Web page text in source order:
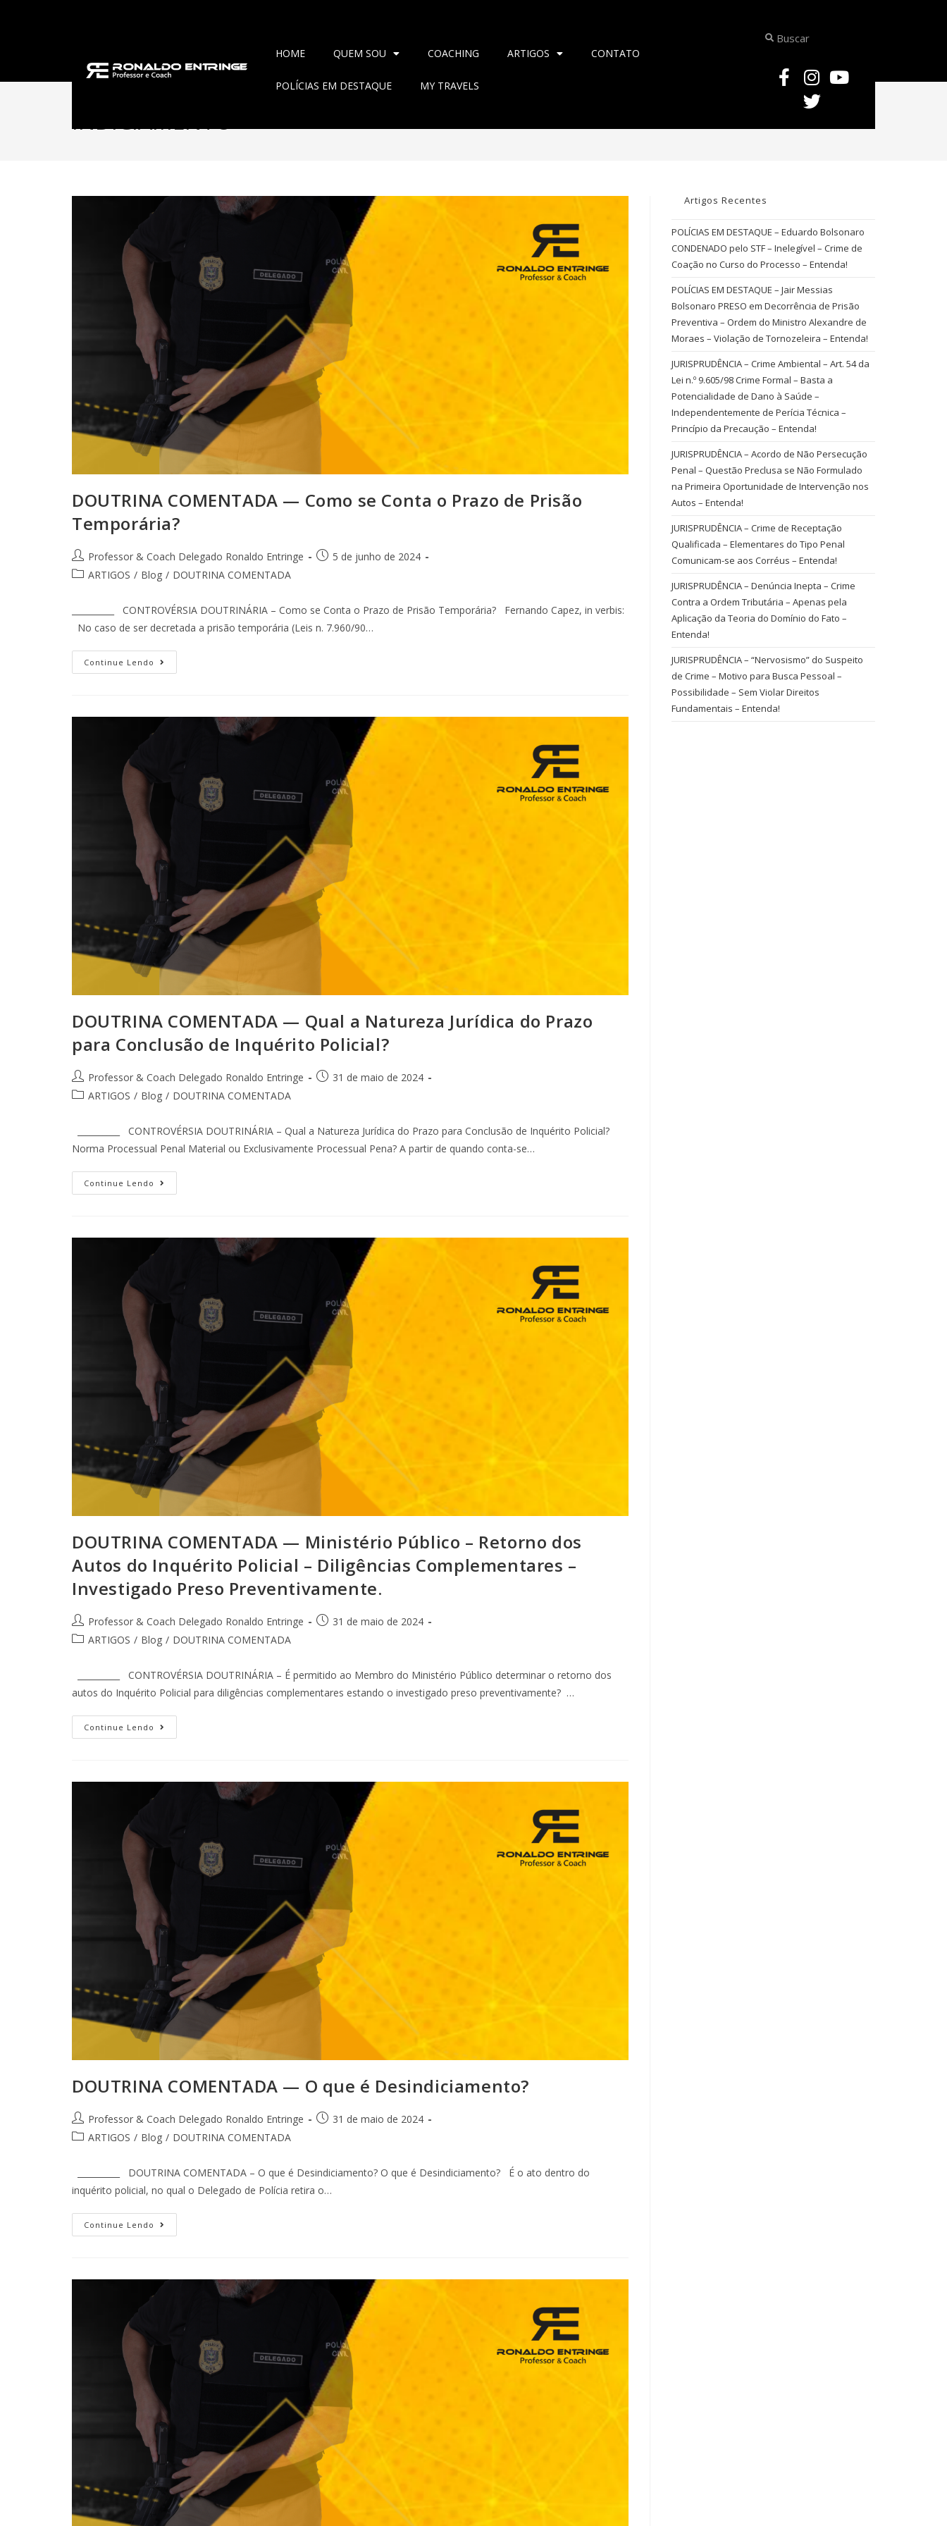
HOME QUEM SOU COACHING ARTIGOS CONTATO
POLÍCIAS EM DESTAQUE MY TRAVELS
INDICIAMENTO
DOUTRINA COMENTADA — Como se Conta o Prazo de Prisão
Temporária?
Professor & Coach Delegado Ronaldo Entringe
5 de junho de 2024
ARTIGOS / Blog / DOUTRINA COMENTADA
__________ CONTROVÉRSIA DOUTRINÁRIA – Como se Conta o Prazo de Prisão Temporária? Fernando Capez, in verbis:
No caso de ser decretada a prisão temporária (Leis n. 7.960/90…
Continue Lendo
DOUTRINA COMENTADA — Qual a Natureza Jurídica do Prazo
para Conclusão de Inquérito Policial?
Professor & Coach Delegado Ronaldo Entringe
31 de maio de 2024
ARTIGOS / Blog / DOUTRINA COMENTADA
__________ CONTROVÉRSIA DOUTRINÁRIA – Qual a Natureza Jurídica do Prazo para Conclusão de Inquérito Policial?
Norma Processual Penal Material ou Exclusivamente Processual Pena? A partir de quando conta-se…
Continue Lendo
DOUTRINA COMENTADA — Ministério Público – Retorno dos
Autos do Inquérito Policial – Diligências Complementares –
Investigado Preso Preventivamente.
Professor & Coach Delegado Ronaldo Entringe
31 de maio de 2024
ARTIGOS / Blog / DOUTRINA COMENTADA
__________ CONTROVÉRSIA DOUTRINÁRIA – É permitido ao Membro do Ministério Público determinar o retorno dos
autos do Inquérito Policial para diligências complementares estando o investigado preso preventivamente? …
Continue Lendo
DOUTRINA COMENTADA — O que é Desindiciamento?
Professor & Coach Delegado Ronaldo Entringe
31 de maio de 2024
ARTIGOS / Blog / DOUTRINA COMENTADA
__________ DOUTRINA COMENTADA – O que é Desindiciamento? O que é Desindiciamento? É o ato dentro do
inquérito policial, no qual o Delegado de Polícia retira o…
Continue Lendo
Artigos Recentes
POLÍCIAS EM DESTAQUE – Eduardo Bolsonaro
CONDENADO pelo STF – Inelegível – Crime de
Coação no Curso do Processo – Entenda!
POLÍCIAS EM DESTAQUE – Jair Messias
Bolsonaro PRESO em Decorrência de Prisão
Preventiva – Ordem do Ministro Alexandre de
Moraes – Violação de Tornozeleira – Entenda!
JURISPRUDÊNCIA – Crime Ambiental – Art. 54 da
Lei n.º 9.605/98 Crime Formal – Basta a
Potencialidade de Dano à Saúde –
Independentemente de Perícia Técnica –
Princípio da Precaução – Entenda!
JURISPRUDÊNCIA – Acordo de Não Persecução
Penal – Questão Preclusa se Não Formulado
na Primeira Oportunidade de Intervenção nos
Autos – Entenda!
JURISPRUDÊNCIA – Crime de Receptação
Qualificada – Elementares do Tipo Penal
Comunicam-se aos Corréus – Entenda!
JURISPRUDÊNCIA – Denúncia Inepta – Crime
Contra a Ordem Tributária – Apenas pela
Aplicação da Teoria do Domínio do Fato –
Entenda!
JURISPRUDÊNCIA – “Nervosismo” do Suspeito
de Crime – Motivo para Busca Pessoal –
Possibilidade – Sem Violar Direitos
Fundamentais – Entenda!